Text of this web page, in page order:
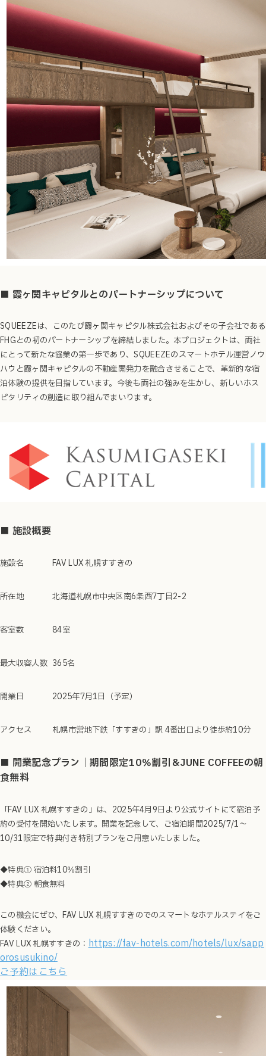
■ 霞ヶ関キャピタルとのパートナーシップについて
SQUEEZEは、このたび霞ヶ関キャピタル株式会社およびその子会社である
FHGとの初のパートナーシップを締結しました。本プロジェクトは、両社
にとって新たな協業の第一歩であり、SQUEEZEのスマートホテル運営ノウ
ハウと霞ヶ関キャピタルの不動産開発力を融合させることで、革新的な宿
泊体験の提供を目指しています。今後も両社の強みを生かし、新しいホス
ピタリティの創造に取り組んでまいります。
■ 施設概要
施設名 FAV LUX 札幌すすきの
所在地 北海道札幌市中央区南6条西7丁目2-2
客室数 84室
最大収容人数 365名
開業日 2025年7月1日（予定）
アクセス 札幌市営地下鉄「すすきの」駅 4番出口より徒歩約10分
■ 開業記念プラン｜期間限定10％割引＆JUNE COFFEEの朝
食無料
「FAV LUX 札幌すすきの」は、2025年4月9日より公式サイトにて宿泊予
約の受付を開始いたします。開業を記念して、ご宿泊期間2025/7/1～
10/31限定で特典付き特別プランをご用意いたしました。
◆特典① 宿泊料10％割引
◆特典② 朝食無料
この機会にぜひ、FAV LUX 札幌すすきのでのスマートなホテルステイをご
体験ください。
FAV LUX 札幌すすきの：https://fav-hotels.com/hotels/lux/sapp
orosusukino/
ご予約はこちら